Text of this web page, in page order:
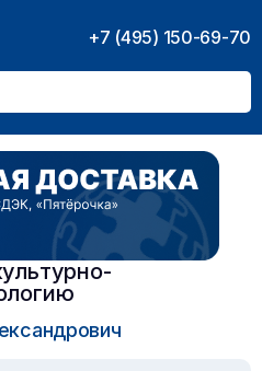
+7 (495) 150-69-70